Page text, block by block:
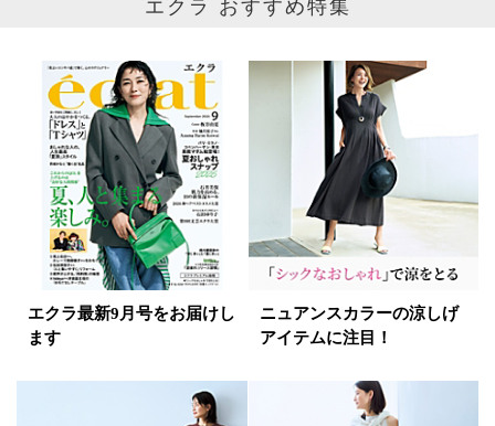
エクラ最新9月号をお届けし
ます
ニュアンスカラーの涼しげ
アイテムに注目！